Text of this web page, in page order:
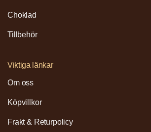
Choklad
Tillbehör
Viktiga länkar
Om oss
Köpvillkor
Frakt & Returpolicy